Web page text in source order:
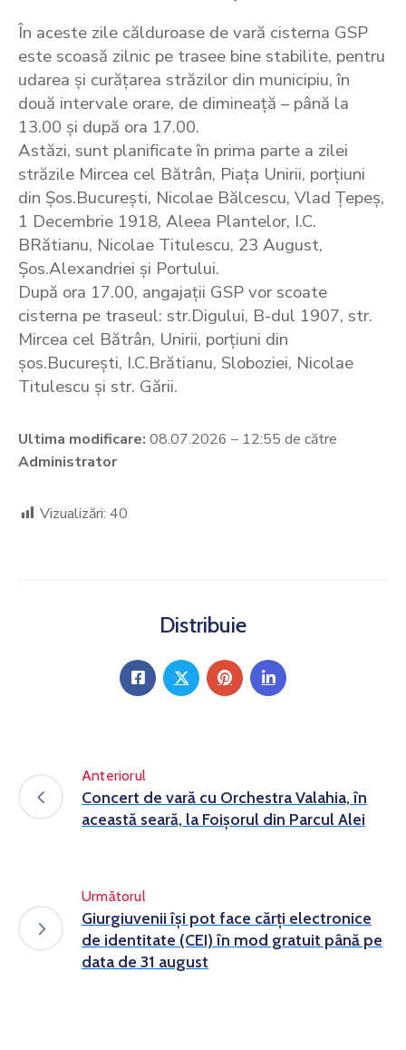
În aceste zile călduroase de vară cisterna GSP
este scoasă zilnic pe trasee bine stabilite, pentru
udarea și curățarea străzilor din municipiu, în
două intervale orare, de dimineață – până la
13.00 și după ora 17.00.
Astăzi, sunt planificate în prima parte a zilei
străzile Mircea cel Bătrân, Piața Unirii, porțiuni
din Șos.București, Nicolae Bălcescu, Vlad Țepeș,
1 Decembrie 1918, Aleea Plantelor, I.C.
BRătianu, Nicolae Titulescu, 23 August,
Șos.Alexandriei și Portului.
După ora 17.00, angajații GSP vor scoate
cisterna pe traseul: str.Digului, B-dul 1907, str.
Mircea cel Bătrân, Unirii, porțiuni din
șos.București, I.C.Brătianu, Sloboziei, Nicolae
Titulescu și str. Gării.
Ultima modificare: 08.07.2026 – 12:55 de către
Administrator
Vizualizări: 40
Distribuie
Anteriorul
Concert de vară cu Orchestra Valahia, în
această seară, la Foișorul din Parcul Alei
Următorul
Giurgiuvenii își pot face cărți electronice
de identitate (CEI) în mod gratuit până pe
data de 31 august